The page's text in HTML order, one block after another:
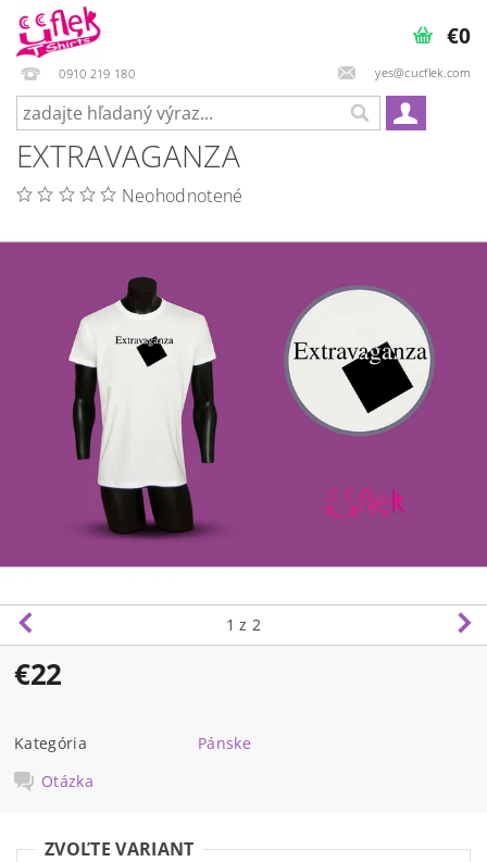
0910 219 180 yes@cucflek.com
€0
EXTRAVAGANZA
Neohodnotené
1 z 2
€22
Kategória
Pánske
Otázka
ZVOĽTE VARIANT